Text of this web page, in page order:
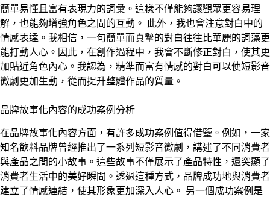
簡單易懂且富有表現力的詞彙。這樣不僅能夠讓觀眾更容易理
解，也能夠增強角色之間的互動。 此外，我也會注意對白中的
情感表達。我相信，一句簡單而真摯的對白往往比華麗的詞藻更
能打動人心。因此，在創作過程中，我會不斷修正對白，使其更
加貼近角色內心。我認為，精準而富有情感的對白可以使短影音
微劇更加生動，從而提升整體作品的質量。
品牌故事化內容的成功案例分析
在品牌故事化內容方面，有許多成功案例值得借鑒。例如，一家
知名飲料品牌曾經推出了一系列短影音微劇，講述了不同消費者
與產品之間的小故事。這些故事不僅展示了產品特性，還突顯了
消費者生活中的美好瞬間。透過這種方式，品牌成功地與消費者
建立了情感連結，使其形象更加深入人心。 另一個成功案例是